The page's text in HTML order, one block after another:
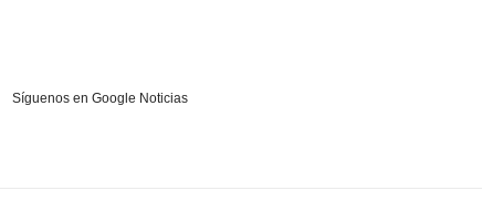
Síguenos en Google Noticias